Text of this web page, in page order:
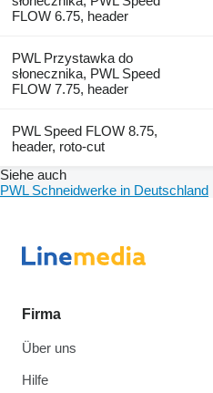
FLOW 6.75, header
PWL Przystawka do
słonecznika, PWL Speed
FLOW 7.75, header
PWL Speed FLOW 8.75,
header, roto-cut
Siehe auch
PWL Schneidwerke in Deutschland
Firma
Über uns
Hilfe